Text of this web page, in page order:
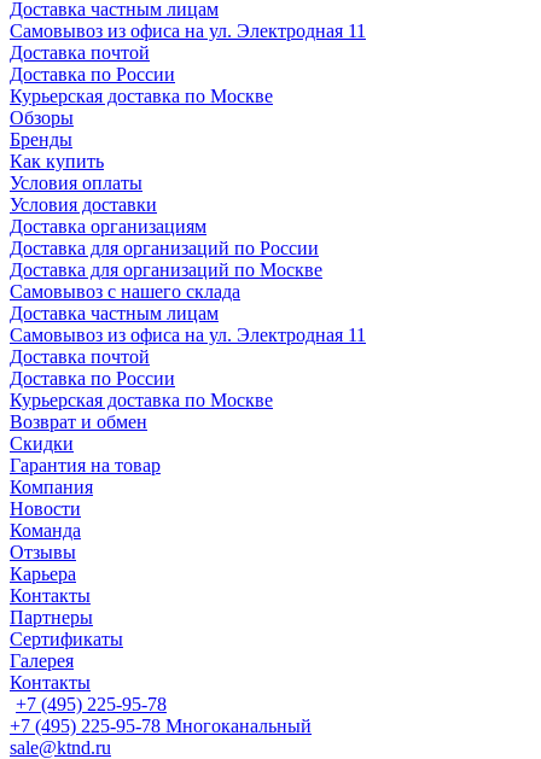
Доставка частным лицам
Самовывоз из офиса на ул. Электродная 11
Доставка почтой
Доставка по России
Курьерская доставка по Москве
Обзоры
Бренды
Как купить
Условия оплаты
Условия доставки
Доставка организациям
Доставка для организаций по России
Доставка для организаций по Москве
Самовывоз с нашего склада
Доставка частным лицам
Самовывоз из офиса на ул. Электродная 11
Доставка почтой
Доставка по России
Курьерская доставка по Москве
Возврат и обмен
Скидки
Гарантия на товар
Компания
Новости
Команда
Отзывы
Карьера
Контакты
Партнеры
Сертификаты
Галерея
Контакты
+7 (495) 225-95-78
+7 (495) 225-95-78 Многоканальный
sale@ktnd.ru